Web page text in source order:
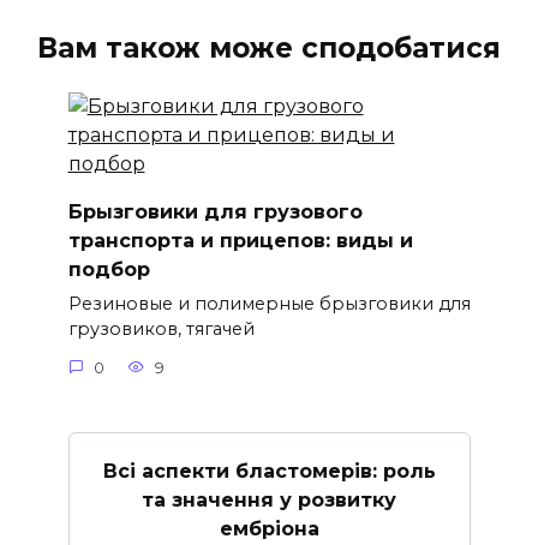
Вам також може сподобатися
Брызговики для грузового
транспорта и прицепов: виды и
подбор
Резиновые и полимерные брызговики для
грузовиков, тягачей
0 9
Всі аспекти бластомерів: роль
та значення у розвитку
ембріона